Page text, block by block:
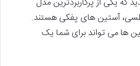
آستین های پفکی هستند.
ها می تواند برای شما یک